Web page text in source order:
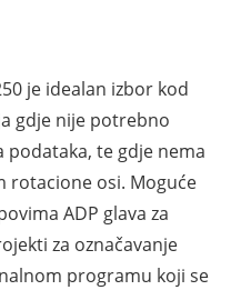
je idealan izbor kod
gdje nije potrebno
podataka, te gdje nema
rotacione osi. Moguće
ADP glava za
za označavanje
programu koji se